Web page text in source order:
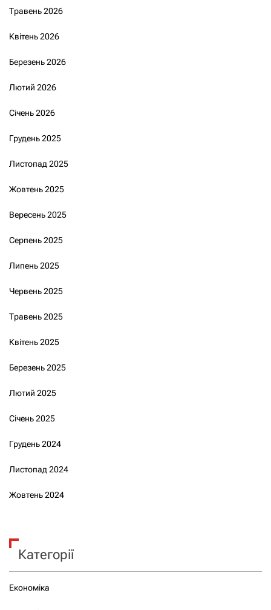
Травень 2026
Квітень 2026
Березень 2026
Лютий 2026
Січень 2026
Грудень 2025
Листопад 2025
Жовтень 2025
Вересень 2025
Серпень 2025
Липень 2025
Червень 2025
Травень 2025
Квітень 2025
Березень 2025
Лютий 2025
Січень 2025
Грудень 2024
Листопад 2024
Жовтень 2024
Категорії
Економіка